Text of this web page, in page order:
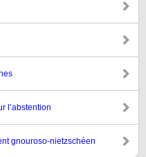
l’abstention
gnouroso-nietzschéen